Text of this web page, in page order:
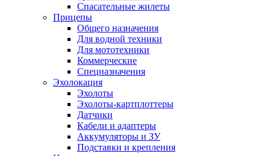
Спасательные жилеты
Прицепы
Общего назначения
Для водной техники
Для мототехники
Коммерческие
Спецназначения
Эхолокация
Эхолоты
Эхолоты-картплоттеры
Датчики
Кабели и адаптеры
Аккумуляторы и ЗУ
Подставки и крепления